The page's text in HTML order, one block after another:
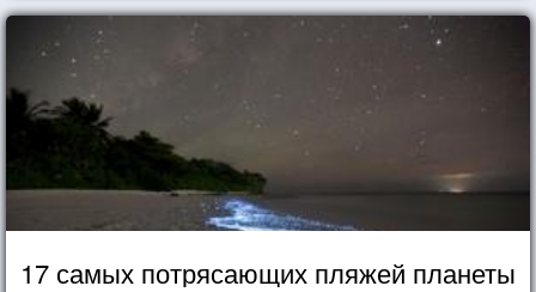
17 самых потрясающих пляжей планеты